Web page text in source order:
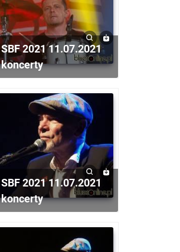
SBF 2021 11.07.2021
koncerty
SBF 2021 11.07.2021
koncerty